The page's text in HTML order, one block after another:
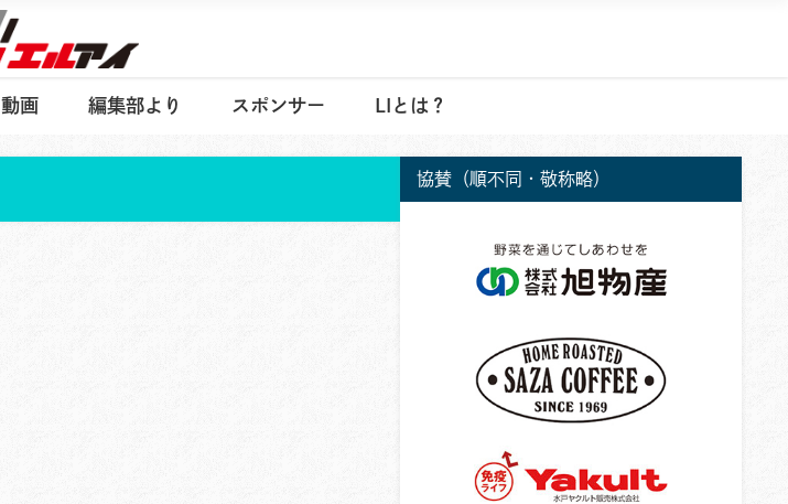
動画 編集部より スポンサー LIとは？
協賛（順不同・敬称略）